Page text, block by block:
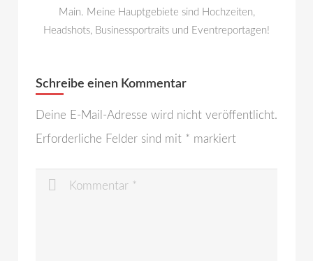
Main. Meine Hauptgebiete sind Hochzeiten,
Headshots, Businessportraits und Eventreportagen!
Schreibe einen Kommentar
Deine E-Mail-Adresse wird nicht veröffentlicht.
Erforderliche Felder sind mit * markiert